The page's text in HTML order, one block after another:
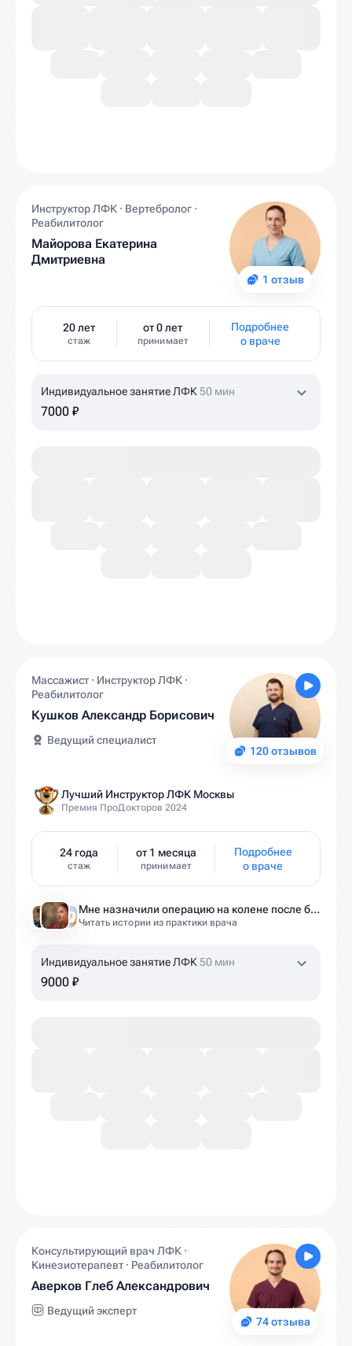
1 отзыв
Инструктор ЛФК · Вертебролог ·
Реабилитолог
Майорова Екатерина
Дмитриевна
20 лет
стаж
от 0 лет
принимает
Подробнее
о враче
Индивидуальное занятие ЛФК 50 мин
7000 ₽
120 отзывов
Массажист · Инструктор ЛФК ·
Реабилитолог
Кушков Александр Борисович
Ведущий специалист
Лучший Инструктор ЛФК Москвы
Премия ПроДокторов 2024
24 года
стаж
от 1 месяца
принимает
Подробнее
о враче
Мне назначили операцию на колене после беременности. Оказалось — это было ошибкой
Читать истории из практики врача
Индивидуальное занятие ЛФК 50 мин
9000 ₽
74 отзыва
Консультирующий врач ЛФК ·
Кинезиотерапевт · Реабилитолог
Аверков Глеб Александрович
Ведущий эксперт